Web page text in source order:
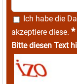
Ich habe die
akzeptiere diese. *
Bitte diesen Text